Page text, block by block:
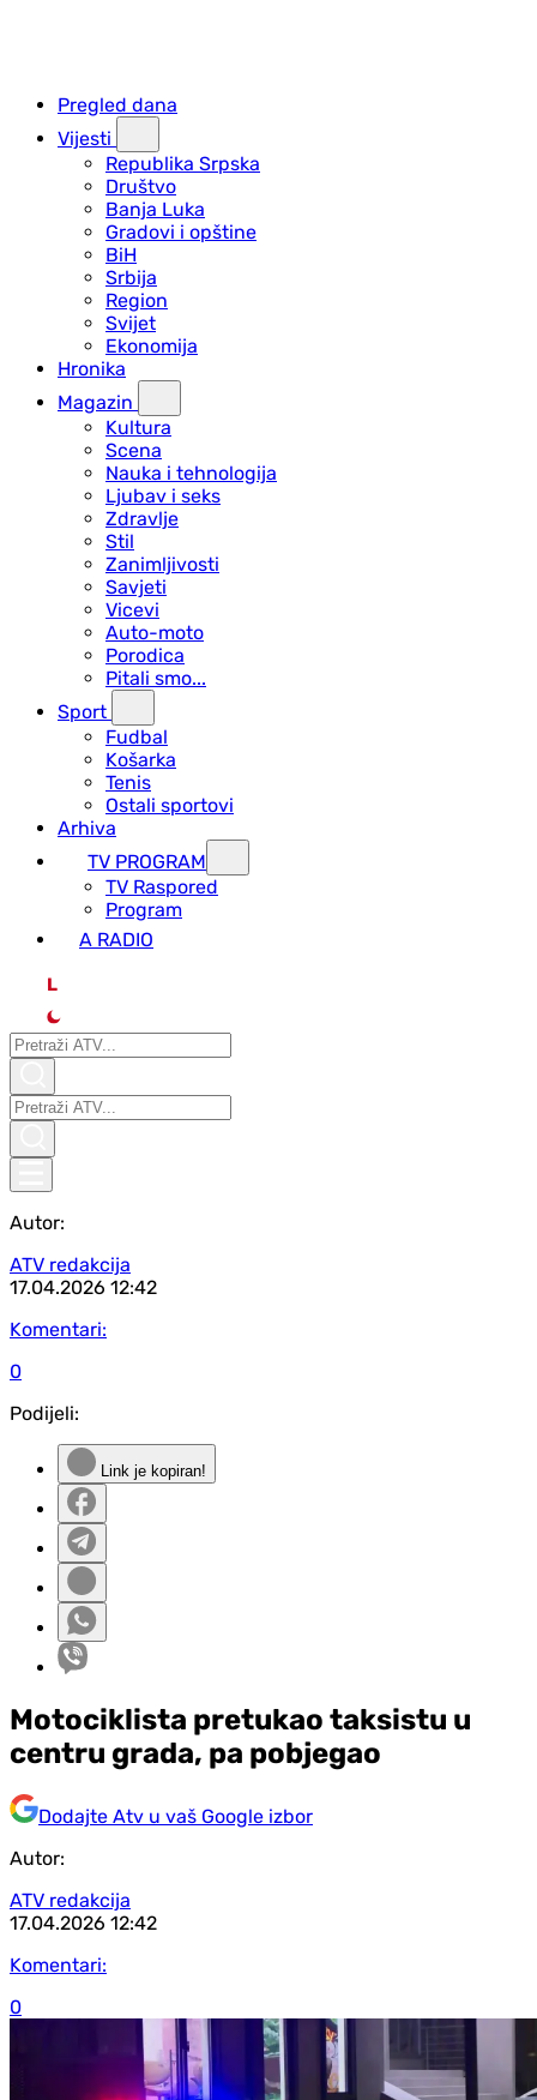
Pregled dana
Vijesti
Republika Srpska
Društvo
Banja Luka
Gradovi i opštine
BiH
Srbija
Region
Svijet
Ekonomija
Hronika
Magazin
Kultura
Scena
Nauka i tehnologija
Ljubav i seks
Zdravlje
Stil
Zanimljivosti
Savjeti
Vicevi
Auto-moto
Porodica
Pitali smo...
Sport
Fudbal
Košarka
Tenis
Ostali sportovi
Arhiva
TV PROGRAM
ТV Raspored
Program
A RADIO
L
Autor:
ATV redakcija
17.04.2026 12:42
Komentari:
0
Podijeli:
Link je kopiran!
Motociklista pretukao taksistu u
centru grada, pa pobjegao
Dodajte Atv u vaš Google izbor
Autor:
ATV redakcija
17.04.2026 12:42
Komentari:
0